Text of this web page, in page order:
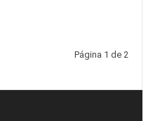
Página 1 de 2